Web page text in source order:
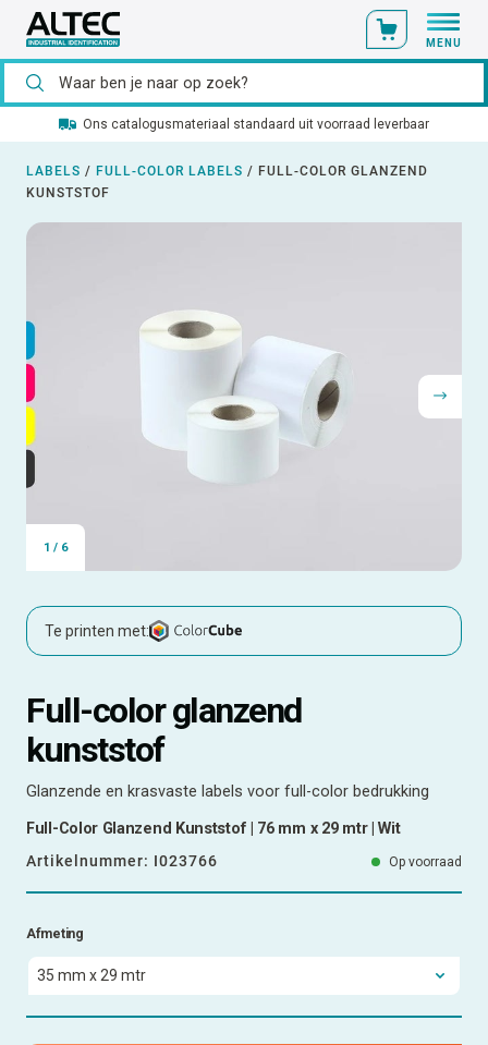
MENU
Ons catalogusmateriaal standaard uit voorraad leverbaar
LABELS / FULL-COLOR LABELS / FULL-COLOR GLANZEND
KUNSTSTOF
1 / 6
Te printen met:
Full-color glanzend
kunststof
Glanzende en krasvaste labels voor full-color bedrukking
Full-Color Glanzend Kunststof | 76 mm x 29 mtr | Wit
Artikelnummer: I023766 Op voorraad
Afmeting